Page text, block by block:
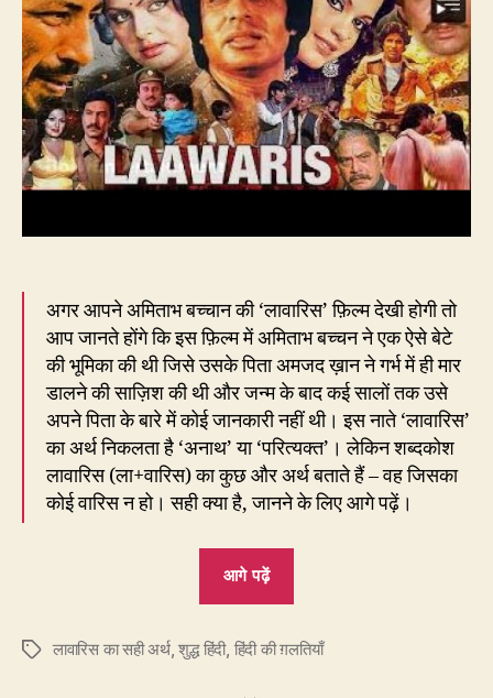
या
अगर आपने अमिताभ बच्चान की ‘लावारिस’ फ़िल्म देखी होगी तो
आप जानते होंगे कि इस फ़िल्म में अमिताभ बच्चन ने एक ऐसे बेटे
की भूमिका की थी जिसे उसके पिता अमजद ख़ान ने गर्भ में ही मार
डालने की साज़िश की थी और जन्म के बाद कई सालों तक उसे
अपने पिता के बारे में कोई जानकारी नहीं थी। इस नाते ‘लावारिस’
का अर्थ निकलता है ‘अनाथ’ या ‘परित्यक्त’। लेकिन शब्दकोश
लावारिस (ला+वारिस) का कुछ और अर्थ बताते हैं – वह जिसका
कोई वारिस न हो। सही क्या है, जानने के लिए आगे पढ़ें।
आगे पढ़ें
अर्थ
Tagsलावारिस का सही अर्थ,शुद्ध हिंदी, हिंदी की ग़लतियाँ